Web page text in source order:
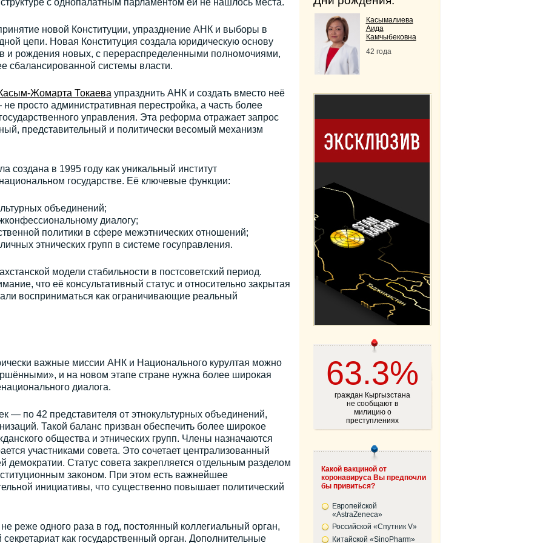
с однопалатным парламентом ей не нашлось места.
новой Конституции, упразднение АНК и выборы в
цепи. Новая Конституция создала юридическую основу
и рождения новых, с перераспределенными полномочиями,
сбалансированной системы власти.
Жомарта Токаева упразднить АНК и создать вместо неё
просто административная перестройка, а часть более
управления. Эта реформа отражает запрос
представительный и политически весомый механизм
создана в 1995 году как уникальный институт
государстве. Её ключевые функции:
объединений;
диалогу;
политики в сфере межэтнических отношений;
этнических групп в системе госуправления.
модели стабильности в постсоветский период.
что её консультативный статус и относительно закрытая
восприниматься как ограничивающие реальный
важные миссии АНК и Национального курултая можно
и на новом этапе стране нужна более широкая
диалога.
— по 42 представителя от этнокультурных объединений,
Такой баланс призван обеспечить более широкое
общества и этнических групп. Члены назначаются
участниками совета. Это сочетает централизованный
демократии. Статус совета закрепляется отдельным разделом
законом. При этом есть важнейшее
инициативы, что существенно повышает политический
реже одного раза в год, постоянный коллегиальный орган,
как государственный орган. Дополнительные
Касымалиева
Аида
Камчыбековна
42 года
63.3%
граждан Кыргызстана
не сообщают в
милицию о
преступлениях
Какой вакциной от
коронавируса Вы предпочли
бы привиться?
Европейской
«AstraZeneca»
Российской «Спутник V»
Китайской «SinoPharm»